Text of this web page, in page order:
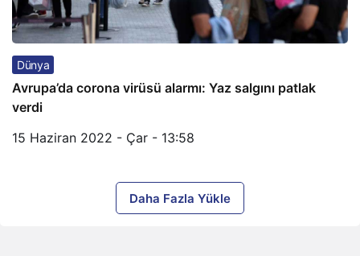
Dünya
Avrupa’da corona virüsü alarmı: Yaz salgını patlak
verdi
15 Haziran 2022 - Çar - 13:58
Daha Fazla Yükle